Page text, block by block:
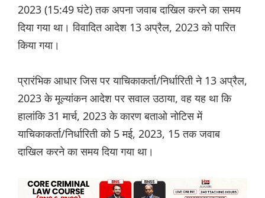
2023 (15:49 घंटे) तक अपना जवाब दाखिल करने का समय
दिया गया था। विवादित आदेश 13 अप्रैल, 2023 को पारित
किया गया।
प्रारंभिक आधार जिस पर याचिकाकर्ता/निर्धारिती ने 13 अप्रैल,
2023 के मूल्यांकन आदेश पर सवाल उठाया, वह यह था कि
हालांकि 31 मार्च, 2023 के कारण बताओ नोटिस में
याचिकाकर्ता/निर्धारिती को 5 मई, 2023, 15 तक जवाब
दाखिल करने का समय दिया गया था।